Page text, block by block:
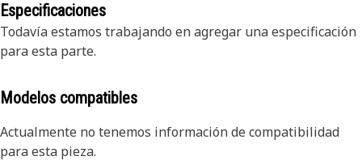
Especificaciones
Todavía estamos trabajando en agregar una especificación
para esta parte.
Modelos compatibles
Actualmente no tenemos información de compatibilidad
para esta pieza.